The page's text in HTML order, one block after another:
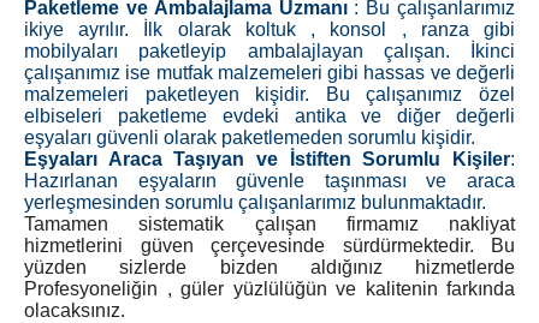
Paketleme ve Ambalajlama Uzmanı: Bu çalışanlarımız
ikiye ayrılır. İlk olarak koltuk , konsol , ranza gibi
mobilyaları paketleyip ambalajlayan çalışan. İkinci
çalışanımız ise mutfak malzemeleri gibi hassas ve değerli
malzemeleri paketleyen kişidir. Bu çalışanımız özel
elbiseleri paketleme evdeki antika ve diğer değerli
eşyaları güvenli olarak paketlemeden sorumlu kişidir.
Eşyaları Araca Taşıyan ve İstiften Sorumlu Kişiler:
Hazırlanan eşyaların güvenle taşınması ve araca
yerleşmesinden sorumlu çalışanlarımız bulunmaktadır.
Tamamen sistematik çalışan firmamız nakliyat
hizmetlerini güven çerçevesinde sürdürmektedir. Bu
yüzden sizlerde bizden aldığınız hizmetlerde
Profesyoneliğin , güler yüzlülüğün ve kalitenin farkında
olacaksınız.